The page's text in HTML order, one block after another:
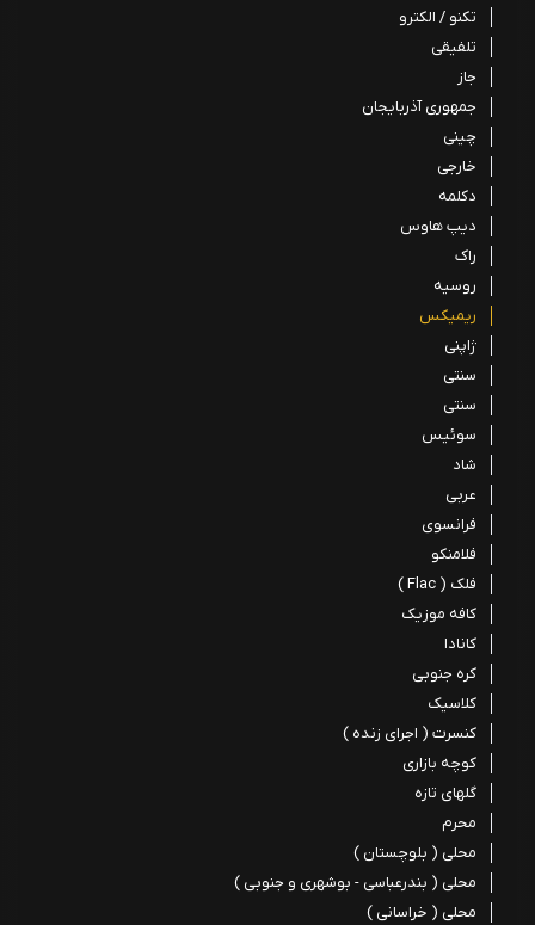
تکنو / الکترو
تلفیقی
جاز
جمهوری آذربایجان
چینی
خارجی
دکلمه
دیپ هاوس
راک
روسیه
ریمیکس
ژاپنی
سنتی
سنتی
سوئیس
شاد
عربی
فرانسوی
فلامنکو
فلک ( Flac )
کافه موزیک
کانادا
کره جنوبی
کلاسیک
کنسرت ( اجرای زنده )
کوچه بازاری
گلهای تازه
محرم
محلی ( بلوچستان )
محلی ( بندرعباسی - بوشهری و جنوبی )
محلی ( خراسانی )